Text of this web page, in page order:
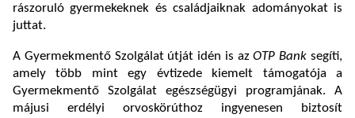
rászoruló gyermekeknek és családjaiknak adományokat is
juttat.
A Gyermekmentő Szolgálat útját idén is azOTP Bank segíti,
amely több mint egy évtizede kiemelt támogatója a
Gyermekmentő Szolgálat egészségügyi programjának. A
májusi erdélyi orvoskörúthoz ingyenesen biztosít